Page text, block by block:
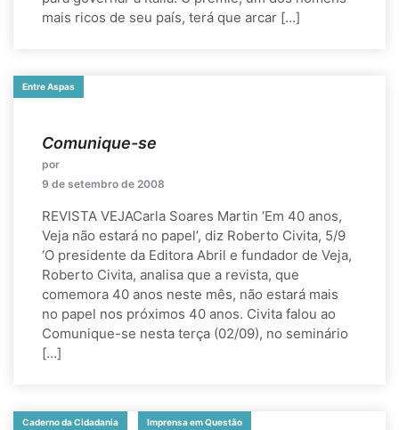
mais ricos de seu país, terá que arcar […]
Entre Aspas
Comunique-se
por
9 de setembro de 2008
REVISTA VEJACarla Soares Martin ‘Em 40 anos,
Veja não estará no papel’, diz Roberto Civita, 5/9
‘O presidente da Editora Abril e fundador de Veja,
Roberto Civita, analisa que a revista, que
comemora 40 anos neste mês, não estará mais
no papel nos próximos 40 anos. Civita falou ao
Comunique-se nesta terça (02/09), no seminário
[…]
Caderno da Cidadania Imprensa em Questão